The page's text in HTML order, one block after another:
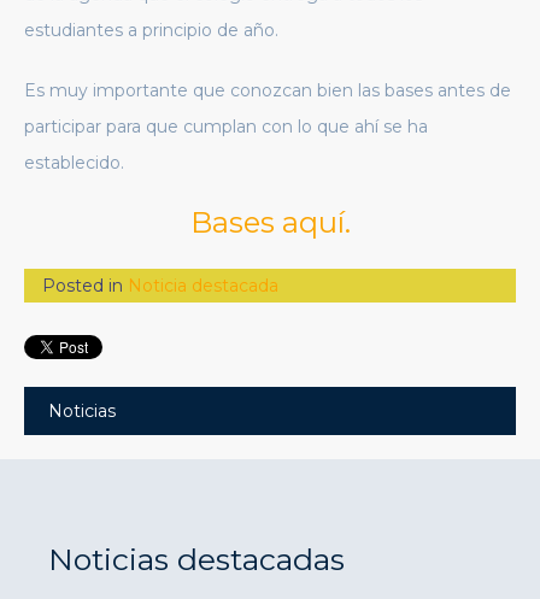
estudiantes a principio de año.
Es muy importante que conozcan bien las bases antes de
participar para que cumplan con lo que ahí se ha
establecido.
Bases aquí.
Posted in Noticia destacada
Noticias
Noticias destacadas